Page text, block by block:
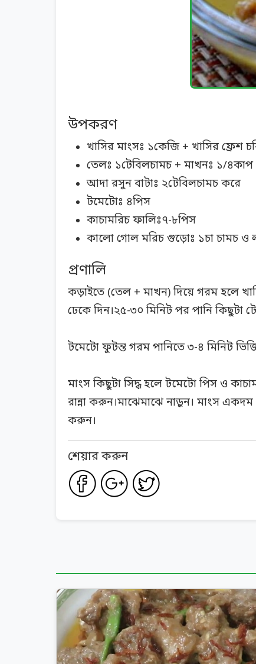
উপকরণ
খাসির মাংসঃ ১কেজি + খাসির ফ্রেশ
তেলঃ ১টেবিলচামচ + মাখনঃ ১/৪কাপ
আদা রসুন বাটাঃ ২টেবিলচামচ করে
টমেটোঃ ৪পিস
কাচামরিচ ফালিঃ৭-৮পিস
কালো গোল মরিচ গুড়োঃ ১চা চামচ ও
প্রণালি
কড়াইতে (তেল + মাখন) দিয়ে গরম হলে
ঢেকে দিন।২৫-৩০ মিনিট পর পানি কিছুটা
টমেটো ফুটন্ত গরম পানিতে ৩-৪ মিনিট
মাংস কিছুটা সিদ্ধ হলে টমেটো পিস ও
রান্না করুন।মাঝেমাঝে নাড়ুন। মাংস
করুন।
শেয়ার করুন